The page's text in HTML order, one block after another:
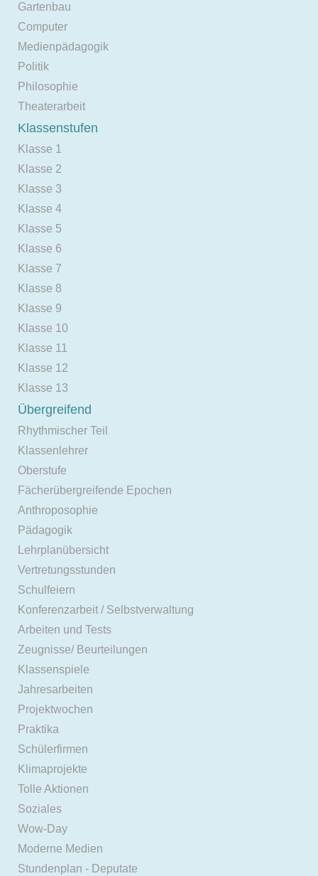
Gartenbau
Computer
Medienpädagogik
Politik
Philosophie
Theaterarbeit
Klassenstufen
Klasse 1
Klasse 2
Klasse 3
Klasse 4
Klasse 5
Klasse 6
Klasse 7
Klasse 8
Klasse 9
Klasse 10
Klasse 11
Klasse 12
Klasse 13
Übergreifend
Rhythmischer Teil
Klassenlehrer
Oberstufe
Fächerübergreifende Epochen
Anthroposophie
Pädagogik
Lehrplanübersicht
Vertretungsstunden
Schulfeiern
Konferenzarbeit / Selbstverwaltung
Arbeiten und Tests
Zeugnisse/ Beurteilungen
Klassenspiele
Jahresarbeiten
Projektwochen
Praktika
Schülerfirmen
Klimaprojekte
Tolle Aktionen
Soziales
Wow-Day
Moderne Medien
Stundenplan - Deputate